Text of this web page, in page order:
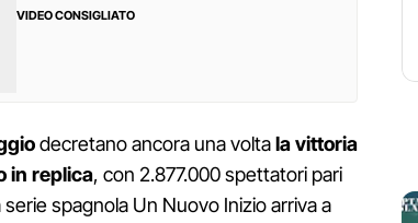
VIDEO CONSIGLIATO
decretano ancora una voltala vittoria
in replica, con 2.877.000 spettatori pari
serie spagnola Un Nuovo Inizio arriva a